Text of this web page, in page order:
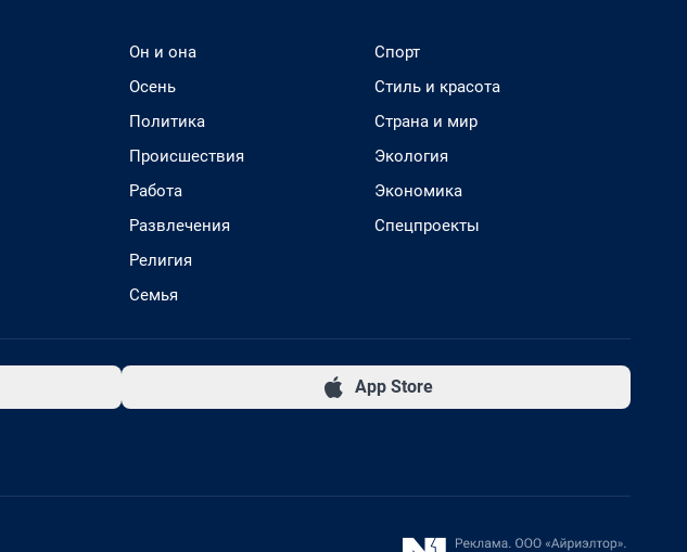
Он и она
Осень
Политика
Происшествия
Работа
Развлечения
Религия
Семья
Спорт
Стиль и красота
Страна и мир
Экология
Экономика
Спецпроекты
App Store